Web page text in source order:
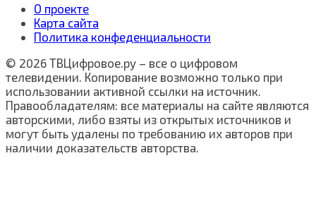
О проекте
Карта сайта
Политика конфеденциальности
© 2026 ТВЦифровое.ру – все о цифровом
телевидении. Копирование возможно только при
использовании активной ссылки на источник.
Правообладателям: все материалы на сайте являются
авторскими, либо взяты из открытых источников и
могут быть удалены по требованию их авторов при
наличии доказательств авторства.